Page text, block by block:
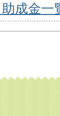
成金一